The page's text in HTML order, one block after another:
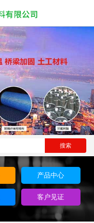
产品中心
客户见证